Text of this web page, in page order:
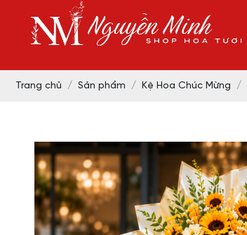
Trang chủ Sản phẩm Kệ Hoa Chúc Mừng